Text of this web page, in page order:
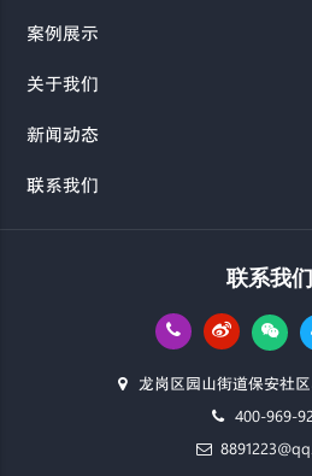
案例展示
关于我们
新闻动态
联系我们
联系我们
龙岗区园山街道保安社
400-969-